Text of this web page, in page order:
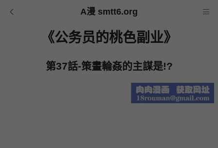
A漫 smtt6.org
《公务员的桃色副业》
第37話-策畫輪姦的主謀是!?